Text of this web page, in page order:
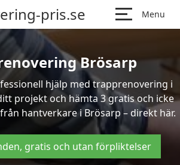
pris.se Menu
Brösarp
hjälp med trapprenovering i
projekt och hämta 3 gratis och icke
hantverkare i Brösarp – direkt här.
gratis och utan förpliktelser